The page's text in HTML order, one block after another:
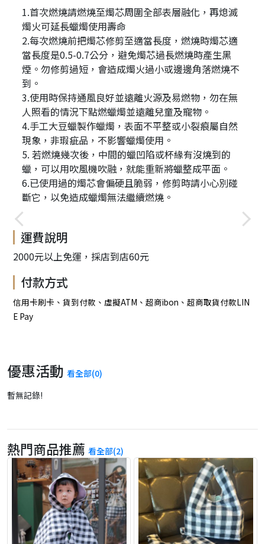
1.首次燃燒請燃燒至燭芯周圍全部表層融化，再熄滅
燭火可延長蠟燭使用壽命
2.每次燃燒前把燭芯修剪至適當長度，燃燒時燭芯適
當長度是0.5-0.7公分，避免燭芯過長燃燒時產生黑
煙。勿修剪過短，會造成燭火過小或邊邊角落燃燒不
到。
3.使用時保持通風良好並遠離火源及易燃物，勿在無
人照看的情況下點燃蠟燭並遠離兒童及寵物。
4.手工大豆蠟製作蠟燭，表面不平整或小裂痕屬自然
現象，非瑕疵品，不影響蠟燭使用。
5. 若燃燒幾次後，中間的蠟凹陷或杯緣有沒燒到的
蠟，可以用吹風機吹融，就能重新將蠟整成平面。
6.已使用過的燭芯會偏硬且脆弱，修剪時請小心別碰
斷它，以免造成蠟燭無法繼續燃燒。
運費說明
2000元以上免運，採店到店60元
付款方式
信用卡刷卡、貨到付款、虛擬ATM、超商ibon、超商取貨付款LIN
E Pay
優惠活動看全部(0)
暫無記錄!
熱門商品推薦看全部(2)